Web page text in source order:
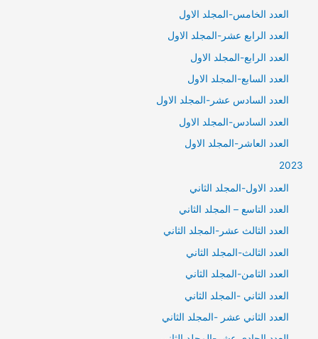
العدد الخامس-المجلد الاول
العدد الرابع عشر-المجلد الاول
العدد الرابع-المجلد الاول
العدد السابع-المجلد الاول
العدد السادس عشر-المجلد الاول
العدد السادس-المجلد الاول
العدد العاشر-المجلد الاول
2023
العدد الاول-المجلد الثاني
العدد التاسع – المجلد الثاني
العدد الثالث عشر-المجلد الثاني
العدد الثالث-المجلد الثاني
العدد الثامن-المجلد الثاني
العدد الثاني -المجلد الثاني
العدد الثاني عشر -المجلد الثاني